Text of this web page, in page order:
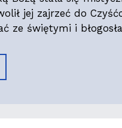
jej zajrzeć do
ze świętymi i